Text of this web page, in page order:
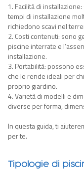
1. Facilità di
tempi di installazione
richiedono scavi nel
2. Costi contenuti: sono
piscine interrate e
installazione.
3. Portabilità: possono
che le rende ideali per
proprio giardino.
4. Varietà di modelli e
diverse per forma,
In questa guida, ti
per te.
Tipologie di